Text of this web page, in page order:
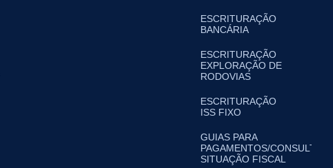
ESCRITURAÇÃO
BANCÁRIA
ESCRITURAÇÃO
EXPLORAÇÃO DE
RODOVIAS
ESCRITURAÇÃO
ISS FIXO
GUIAS PARA
PAGAMENTOS/CONSULTA
SITUAÇÃO FISCAL